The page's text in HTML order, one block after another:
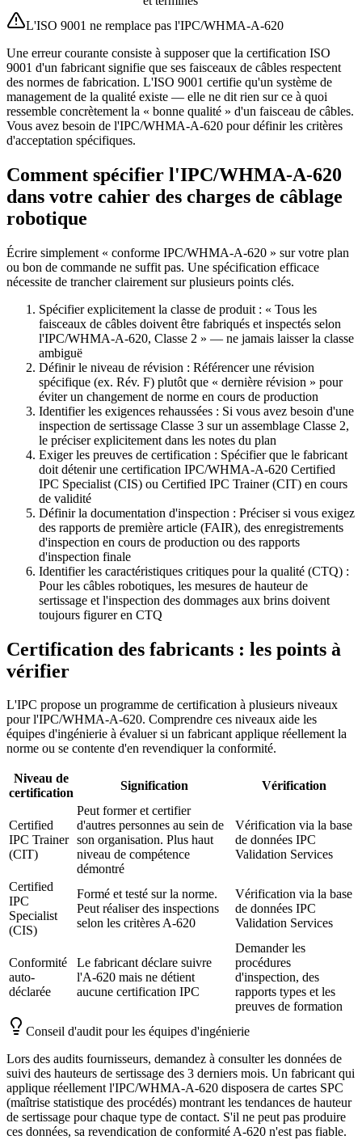
L'ISO 9001 ne remplace pas l'IPC/WHMA-A-620
Une erreur courante consiste à supposer que la certification ISO
9001 d'un fabricant signifie que ses faisceaux de câbles respectent
des normes de fabrication. L'ISO 9001 certifie qu'un système de
management de la qualité existe — elle ne dit rien sur ce à quoi
ressemble concrètement la « bonne qualité » d'un faisceau de câbles.
Vous avez besoin de l'IPC/WHMA-A-620 pour définir les critères
d'acceptation spécifiques.
Comment spécifier l'IPC/WHMA-A-620
dans votre cahier des charges de câblage
robotique
Écrire simplement « conforme IPC/WHMA-A-620 » sur votre plan
ou bon de commande ne suffit pas. Une spécification efficace
nécessite de trancher clairement sur plusieurs points clés.
Spécifier explicitement la classe de produit : « Tous les
faisceaux de câbles doivent être fabriqués et inspectés selon
l'IPC/WHMA-A-620, Classe 2 » — ne jamais laisser la classe
ambiguë
Définir le niveau de révision : Référencer une révision
spécifique (ex. Rév. F) plutôt que « dernière révision » pour
éviter un changement de norme en cours de production
Identifier les exigences rehaussées : Si vous avez besoin d'une
inspection de sertissage Classe 3 sur un assemblage Classe 2,
le préciser explicitement dans les notes du plan
Exiger les preuves de certification : Spécifier que le fabricant
doit détenir une certification IPC/WHMA-A-620 Certified
IPC Specialist (CIS) ou Certified IPC Trainer (CIT) en cours
de validité
Définir la documentation d'inspection : Préciser si vous exigez
des rapports de première article (FAIR), des enregistrements
d'inspection en cours de production ou des rapports
d'inspection finale
Identifier les caractéristiques critiques pour la qualité (CTQ) :
Pour les câbles robotiques, les mesures de hauteur de
sertissage et l'inspection des dommages aux brins doivent
toujours figurer en CTQ
Certification des fabricants : les points à
vérifier
L'IPC propose un programme de certification à plusieurs niveaux
pour l'IPC/WHMA-A-620. Comprendre ces niveaux aide les
équipes d'ingénierie à évaluer si un fabricant applique réellement la
norme ou se contente d'en revendiquer la conformité.
Niveau de
certification
Signification Vérification
Certified
IPC Trainer
(CIT)
Peut former et certifier
d'autres personnes au sein de
son organisation. Plus haut
niveau de compétence
démontré
Vérification via la base
de données IPC
Validation Services
Certified
IPC
Specialist
(CIS)
Formé et testé sur la norme.
Peut réaliser des inspections
selon les critères A-620
Vérification via la base
de données IPC
Validation Services
Conformité
auto-
déclarée
Le fabricant déclare suivre
l'A-620 mais ne détient
aucune certification IPC
Demander les
procédures
d'inspection, des
rapports types et les
preuves de formation
Conseil d'audit pour les équipes d'ingénierie
Lors des audits fournisseurs, demandez à consulter les données de
suivi des hauteurs de sertissage des 3 derniers mois. Un fabricant qui
applique réellement l'IPC/WHMA-A-620 disposera de cartes SPC
(maîtrise statistique des procédés) montrant les tendances de hauteur
de sertissage pour chaque type de contact. S'il ne peut pas produire
ces données, sa revendication de conformité A-620 n'est pas fiable.